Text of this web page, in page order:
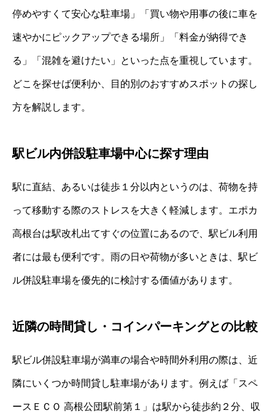
停めやすくて安心な駐車場」「買い物や用事の後に車を
速やかにピックアップできる場所」「料金が納得でき
る」「混雑を避けたい」といった点を重視しています。
どこを探せば便利か、目的別のおすすめスポットの探し
方を解説します。
駅ビル内併設駐車場中心に探す理由
駅に直結、あるいは徒歩１分以内というのは、荷物を持
って移動する際のストレスを大きく軽減します。エポカ
高根台は駅改札出てすぐの位置にあるので、駅ビル利用
者には最も便利です。雨の日や荷物が多いときは、駅ビ
ル併設駐車場を優先的に検討する価値があります。
近隣の時間貸し・コインパーキングとの比較
駅ビル併設駐車場が満車の場合や時間外利用の際は、近
隣にいくつか時間貸し駐車場があります。例えば「スペ
ースＥＣＯ 高根公団駅前第１」は駅から徒歩約２分、収